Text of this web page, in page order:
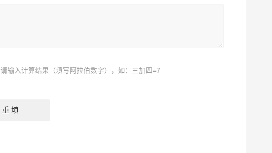
请输入计算结果（填写阿拉伯数字），如：三加四=7